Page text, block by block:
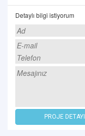
Detaylı bilgi istiyorum
PROJE DETAYI